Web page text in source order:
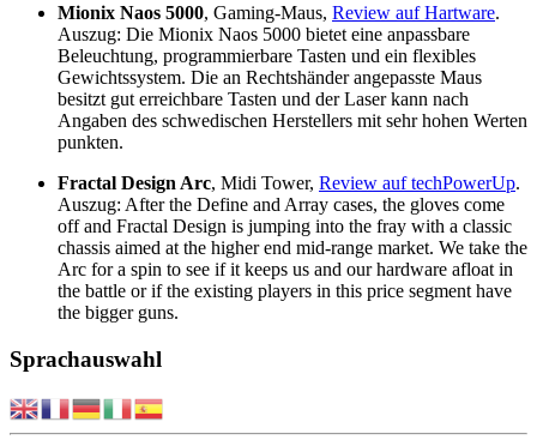
Mionix Naos 5000, Gaming-Maus, Review auf Hartware.
Auszug: Die Mionix Naos 5000 bietet eine anpassbare
Beleuchtung, programmierbare Tasten und ein flexibles
Gewichtssystem. Die an Rechtshänder angepasste Maus
besitzt gut erreichbare Tasten und der Laser kann nach
Angaben des schwedischen Herstellers mit sehr hohen Werten
punkten.
Fractal Design Arc, Midi Tower, Review auf techPowerUp.
Auszug: After the Define and Array cases, the gloves come
off and Fractal Design is jumping into the fray with a classic
chassis aimed at the higher end mid-range market. We take the
Arc for a spin to see if it keeps us and our hardware afloat in
the battle or if the existing players in this price segment have
the bigger guns.
Sprachauswahl